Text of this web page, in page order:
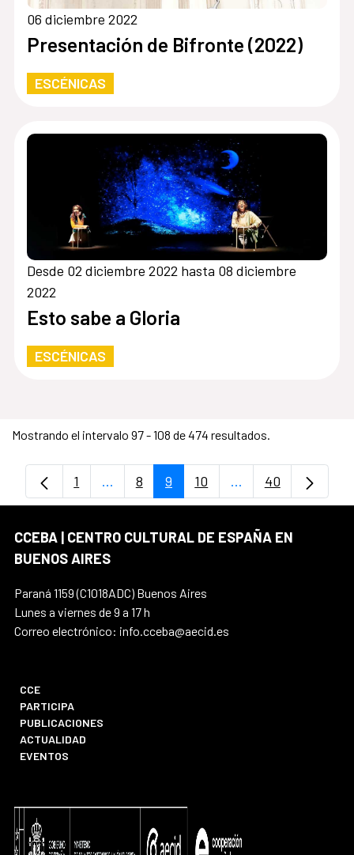
06 diciembre 2022
Presentación de Bifronte (2022)
ESCÉNICAS
Desde 02 diciembre 2022 hasta 08 diciembre
2022
Esto sabe a Gloria
ESCÉNICAS
Mostrando el intervalo 97 - 108 de 474 resultados.
Página
1 ...Páginas intermedias Use TAB para
Página
8 Página
9 Página
10 ...PáginasPágina
40
CCEBA | CENTRO CULTURAL DE ESPAÑA EN
BUENOS AIRES
Paraná 1159 (C1018ADC) Buenos Aires
Lunes a viernes de 9 a 17 h
Correo electrónico: info.cceba@aecid.es
CCE
PARTICIPA
PUBLICACIONES
ACTUALIDAD
EVENTOS